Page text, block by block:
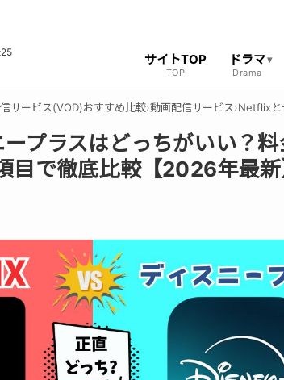
サイトTOP ドラマ
サービス(VOD)おすすめ比較›動画配信サービス›Netflixと
プラスはどっちがいい？料
目で徹底比較【2026年最新